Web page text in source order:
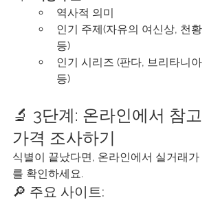
역사적 의미
인기 주제(자유의 여신상, 천황
등)
인기 시리즈 (판다, 브리타니아
등)
🔬 3단계: 온라인에서 참고
가격 조사하기
식별이 끝났다면, 온라인에서 실거래가
를 확인하세요.
🔎 주요 사이트: